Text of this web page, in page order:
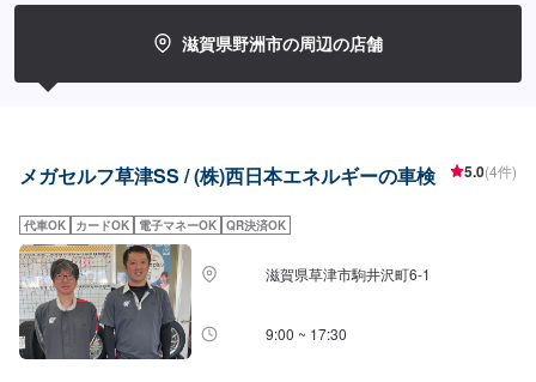
滋賀県野洲市の周辺の店舗
メガセルフ草津SS / (株)西日本エネルギーの車検 5.0(4件)
代車OK カードOK 電子マネーOK QR決済OK
滋賀県草津市駒井沢町6-1
9:00 ~ 17:30